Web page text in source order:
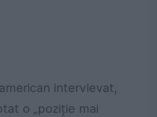
intervievat,
o „poziție mai